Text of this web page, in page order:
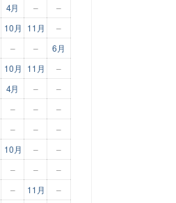
4月 –
–
10月 11月 –
– –
6月
10月 11月 –
4月 –
–
– – –
– –
–
10月 – –
– –
–
– 11月 –